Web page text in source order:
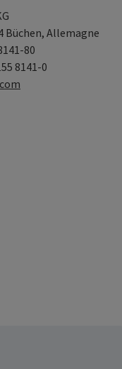
Büchen, Allemagne
80
8141-0